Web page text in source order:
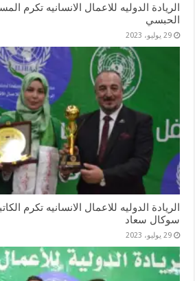
الريادة الدوليه للاعمال الانسانيه تكرم
الحبسي
29 يوليو، 2023
الريادة الدوليه للاعمال الانسانيه تكرم
سوكال سعاد
29 يوليو، 2023